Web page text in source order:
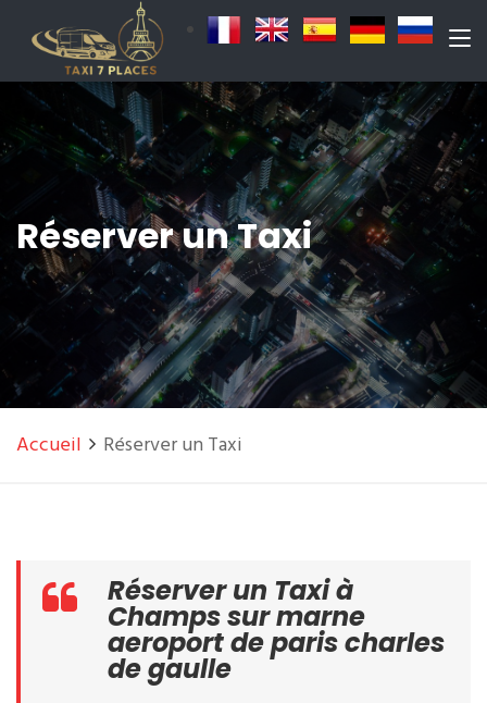
Réserver un Taxi
Accueil Réserver un Taxi
Réserver un Taxi à
Champs sur marne
aeroport de paris charles
de gaulle